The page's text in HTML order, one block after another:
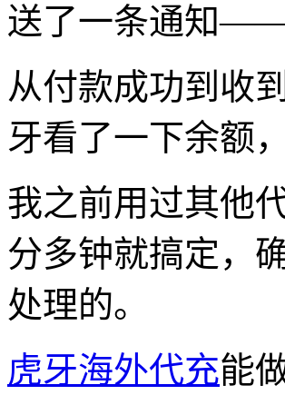
送了一条通知
从付款成功到收
牙看了一下余额
我之前用过其他
分多钟就搞定，
处理的。
虎牙海外代充能